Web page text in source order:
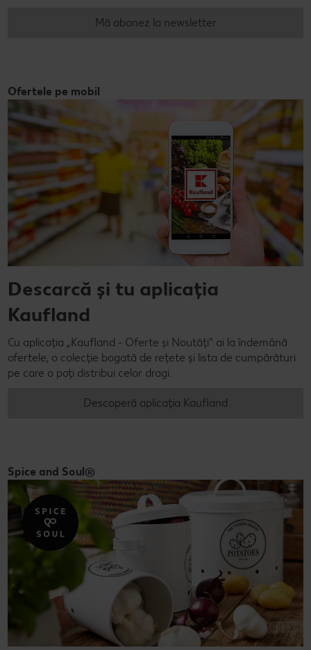
Mă abonez la newsletter
Ofertele pe mobil
Descarcă și tu aplicația
Kaufland
Cu aplicația „Kaufland - Oferte și Noutăți” ai la îndemână
ofertele, o colecție bogată de rețete și lista de cumpărături
pe care o poți distribui celor dragi.
Descoperă aplicația Kaufland
Spice and Soul®